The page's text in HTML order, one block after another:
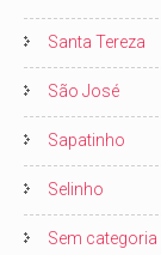
Santa Tereza
São José
Sapatinho
Selinho
Sem categoria